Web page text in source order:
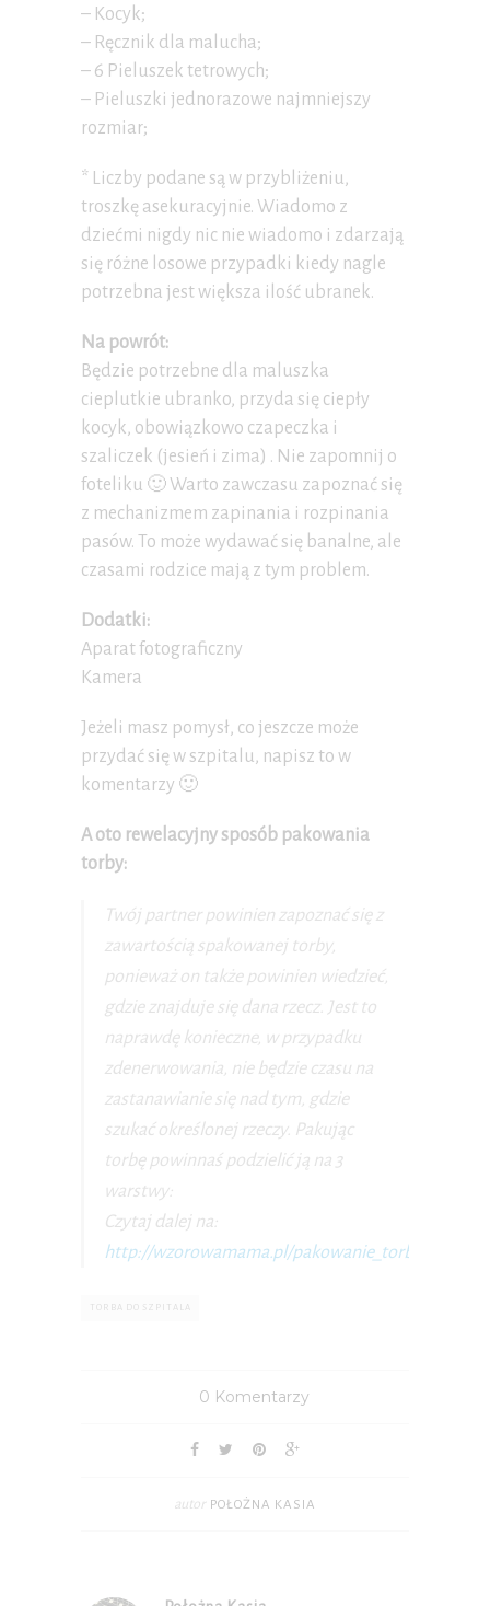
– Kocyk;
– Ręcznik dla malucha;
– 6 Pieluszek tetrowych;
– Pieluszki jednorazowe najmniejszy
rozmiar;
* Liczby podane są w przybliżeniu,
troszkę asekuracyjnie. Wiadomo z
dziećmi nigdy nic nie wiadomo i zdarzają
się różne losowe przypadki kiedy nagle
potrzebna jest większa ilość ubranek.
Na powrót:
Będzie potrzebne dla maluszka
cieplutkie ubranko, przyda się ciepły
kocyk, obowiązkowo czapeczka i
szaliczek (jesień i zima) . Nie zapomnij o
foteliku 🙂 Warto zawczasu zapoznać się
z mechanizmem zapinania i rozpinania
pasów. To może wydawać się banalne, ale
czasami rodzice mają z tym problem.
Dodatki:
Aparat fotograficzny
Kamera
Jeżeli masz pomysł, co jeszcze może
przydać się w szpitalu, napisz to w
komentarzy 🙂
A oto rewelacyjny sposób pakowania
torby:
Twój partner powinien zapoznać się z
zawartością spakowanej torby,
ponieważ on także powinien wiedzieć,
gdzie znajduje się dana rzecz. Jest to
naprawdę konieczne, w przypadku
zdenerwowania, nie będzie czasu na
zastanawianie się nad tym, gdzie
szukać określonej rzeczy. Pakując
torbę powinnaś podzielić ją na 3
warstwy:
Czytaj dalej na:
http://wzorowamama.pl/
TORBA DO SZPITALA
0 Komentarzy
autor POŁOŻNA KASIA